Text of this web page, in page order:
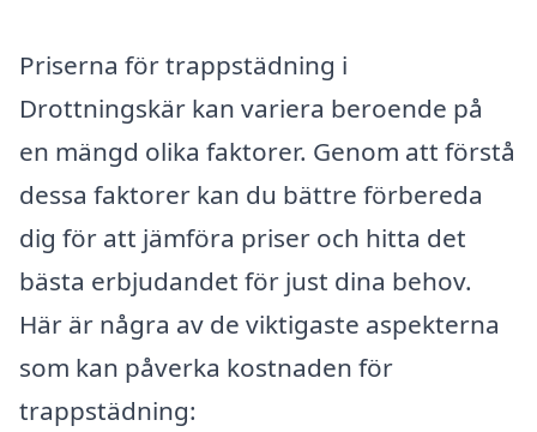
Priserna för trappstädning i
Drottningskär kan variera beroende på
en mängd olika faktorer. Genom att förstå
dessa faktorer kan du bättre förbereda
dig för att jämföra priser och hitta det
bästa erbjudandet för just dina behov.
Här är några av de viktigaste aspekterna
som kan påverka kostnaden för
trappstädning: